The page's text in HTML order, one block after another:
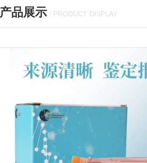
产品展示 / PRODUCT DISPLAY